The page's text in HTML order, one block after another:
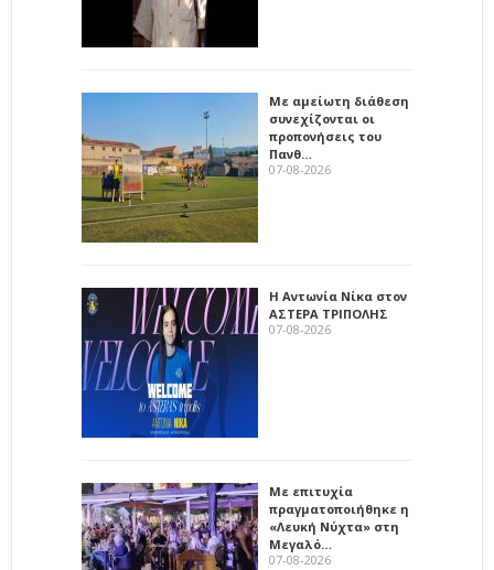
Με αμείωτη διάθεση
συνεχίζονται οι
προπονήσεις του
Πανθ…
07-08-2026
Η Αντωνία Νίκα στον
ΑΣΤΕΡΑ ΤΡΙΠΟΛΗΣ
07-08-2026
Με επιτυχία
πραγματοποιήθηκε η
«Λευκή Νύχτα» στη
Μεγαλό…
07-08-2026